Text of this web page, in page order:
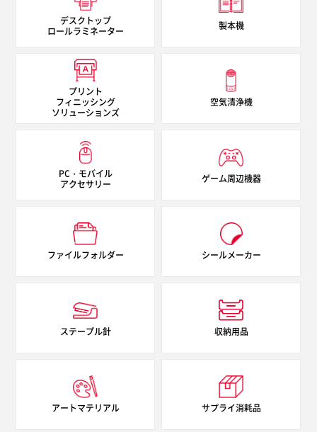
0～0.8Mps
デスクトップ
ロールラミネーター
製本機
プリント
フィニッシング
ソリューションズ
空気清浄機
PC・モバイル
アクセサリー
ゲーム周辺機器
ファイルフォルダー シールメーカー
ステープル針 収納用品
アートマテリアル サプライ消耗品